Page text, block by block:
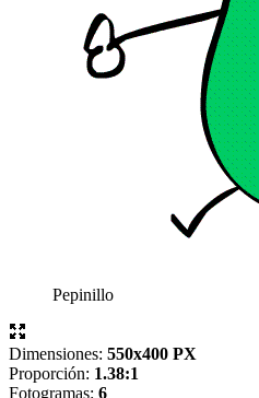
Pepinillo
Dimensiones: 550x400 PX
Proporción: 1.38:1
Fotogramas: 6